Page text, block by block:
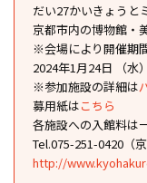
だい27かいきょうと
京都市内の博物館・
※会場により開催期
2024年1月24日 （水
※参加施設の詳細は
募用紙はこちら
各施設への入館料は
Tel.075-251-0420（
http://